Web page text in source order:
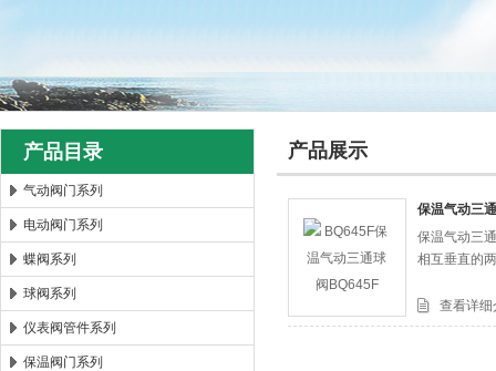
郑州森玛自控阀门有限公司
产品目录
气动阀门系列
电动阀门系列
蝶阀系列
球阀系列
仪表阀管件系列
保温阀门系列
产品展示
保温气动三
保温气动三
相互垂直的
查看详细